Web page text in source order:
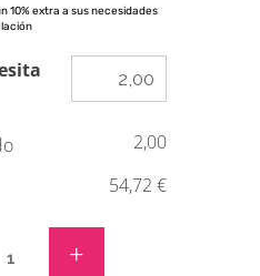
10% extra a sus necesidades
2,00
54,72 €